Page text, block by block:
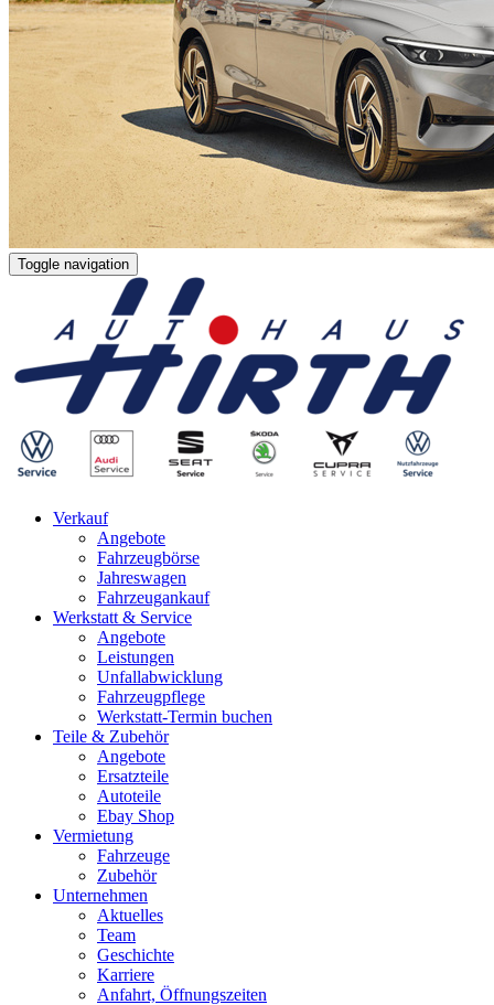
Toggle navigation
Verkauf
Angebote
Fahrzeugbörse
Jahreswagen
Fahrzeugankauf
Werkstatt & Service
Angebote
Leistungen
Unfallabwicklung
Fahrzeugpflege
Werkstatt-Termin buchen
Teile & Zubehör
Angebote
Ersatzteile
Autoteile
Ebay Shop
Vermietung
Fahrzeuge
Zubehör
Unternehmen
Aktuelles
Team
Geschichte
Karriere
Anfahrt, Öffnungszeiten